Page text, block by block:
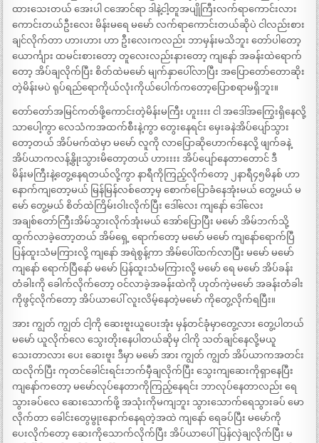
ထားသေးတယ် အေးပါ ငအောင်ရာ ဒါနဲ့ငါ့တူအပျိုကြီးလက်ရာကောင်းလား
ကောင်းတယ်ဦးလေး မိန်းမရေ မမော် လက်ရာကောင်းတယ်ဆိုပဲ ငါလည်းစား
ချင်လိုက်တာ ဟားဟား ဟာ ဦးလေးကလည်း ဘာမှန်းမသိဘူး တော်ပါတော့
ယောင်္ကျား ထမင်းစားတော့ တူလေးလည်းနားတော့ ကျနော် အခန်းထဲရောက်
တော့ အိပ်ချလိုက်ပြီး စိတ်ထဲမမော် မျက်နှာပေါ်လာပြီး အပြောတော်တောဆိုး
တဲ့မိန်းမပဲ ရုပ်ရည်ရောကိုယ်လုံးကိုယ်ပေါက်ကတော့ပြောစရာမရှိဘူး။
တော်တော်အမြင်ကတ်ဖို့ကောင်းတဲ့မိန်းမကြီး ဟူးးးး ငါ အဒေါ်အကြွေးရှိနေလို့
သာပေါ့ကွာ လေသံကအထက်စီးနဲ့ကွာ တွေးနေရင်း မှေးခနဲအိပ်ပျော်သွား
တော့တယ် အိပ်မက်ထဲမှာ မမော် လူကို လာပြောဆိုဟောက်နေလို့ ဖျက်ခနဲ့
အိပ်ယာကလန့်နွိုးသွားမိတော့တယ် ဟားးးး အိပ်ပျော်နေတာတောင် ဒီ
မိန်းမကြီးနဲ့တွေ့နေရတယ်လို့ကွာ နာရီကိုကြည့်လိုက်တော့ ၂နာရီ၄၅မိနစ် ဟာ
နောက်ကျတော့မယ် မြန်မြန်လစ်တော့မှ စောက်ပြောခံနေအုံးမယ် တွေ့မယ် မ
မော် တွေ့မယ် စိတ်ထဲကြိမ်းဝါးလိုက်ပြီး ဒေါ်လေး ကျနော် ဒေါ်လေး
အချစ်တော်ကြီးအိမ်သွားလိုက်အုံးမယ် အော်ပြောပြီး မမော် အိမ်ဘက်သို့
ထွက်လာခဲ့တော့တယ် အိမ်ရှေ့ ရောက်တော့ မမော် မမော် ကျနော်ရောက်ပြီ
ပြန်ထူးသံမကြားလို့ ကျနော် အရဲစွန့်ကာ အိမ်ပေါ်ထက်လာပြီး မမော် မမော်
ကျနော် ရောက်ပြီနော် မမော် ပြန်ထူးသံမကြားလို့ မမော် ရေ မမော် အိပ်ခန်း
တံခါးကို ခေါက်လိုက်တော့ ဝင်လာခဲ့အခန်းထဲကို ဟုတ်ကဲ့မမော် အခန်းတံခါး
ကိုဖွင့်လိုက်တော့ အိပ်ယာပေါ် လူးလိမ့်နေတဲ့မမော် ကိုတွေ့လိုက်ရပြီး။
အား ကျွတ် ကျွတ် ငါ့ကို ဆေးဗူးယူပေးအုံး မှန်တင်ခုံမှာတွေ့လား တွေ့ပါတယ်
မမော် ယူလိုက်လေ သွေးတိုးနေပါတယ်ဆိုမှ ငါကို သတ်ချင်နေလို့မယူ
သေးတာလား ပေး ဆေးဗူး ဒီမှာ မမော် အား ကျွတ် ကျွတ် အိပ်ယာကအတင်း
ထလိုက်ပြီး ကုတင်ခေါင်းရင်းဘက်မှီချလိုက်ပြီး သွေးကျဆေးကိုရှာနေပြီး
ကျနော်ကတော့ မမော်လုပ်နေတာကိုကြည့်နေရင်း ဘာလုပ်နေတာလည်း ရေ
သွားခပ်လေ ဆေးသောက်ဖို့ အသုံးကိုမကျဘူး သွားသောက်ရေသွားခပ် မော
လိုက်တာ ခေါင်းတွေမွုးနောက်နေရတဲ့အထဲ ကျနော် ရေခပ်ပြီး မမော်ကို
ပေးလိုက်တော့ ဆေးကိုသောက်လိုက်ပြီး အိပ်ယာပေါ်ပြန်လှဲချလိုက်ပြီး မ